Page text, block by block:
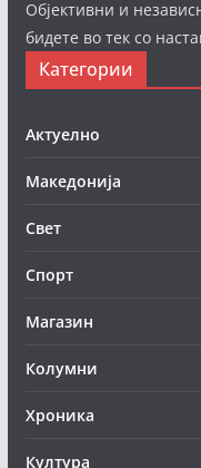
Објективни и
бидете во тек со
Категории
Актуелно
Македонија
Свет
Спорт
Магазин
Колумни
Хроника
Култура